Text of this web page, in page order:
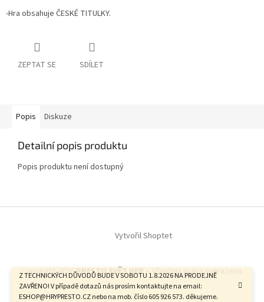
Z TECHNICKÝCH DŮVODŮ BUDE V SOBOTU 1.8.2026 NA PRODEJNĚ
ZAVŘENO! V případě dotazů nás prosím kontaktujte na email:
ESHOP@HRYPRESTO.CZ nebo na mob. číslo 605 926 573. děkujeme.
-Hra obsahuje ČESKÉ TITULKY.
ZEPTAT SE SDÍLET
Popis Diskuze
Detailní popis produktu
Popis produktu není dostupný
Vytvořil Shoptet
Copyright 2026PRESTO SVĚT HER - . Všechna práva vyhrazena.